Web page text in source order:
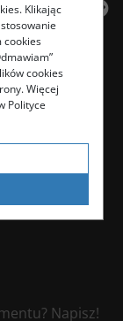
Napisz!
Klikając
cookies
cookies
Więcej
Polityce